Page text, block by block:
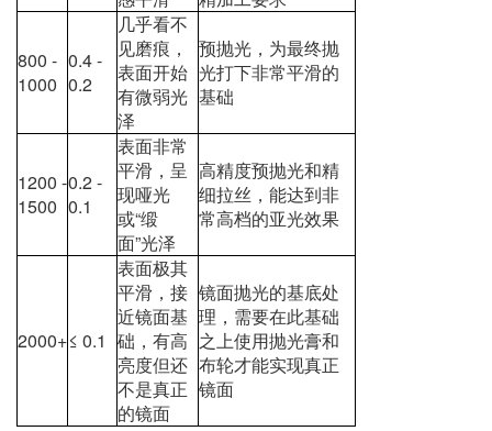
800 -
1000
0.4 -
0.2
几乎看不
见磨痕，
表面开始
有微弱光
泽
预抛光，为最终抛
光打下非常平滑的
基础
1200 -
1500
0.2 -
0.1
表面非常
平滑，呈
现哑光
或“缎
面”光泽
高精度预抛光和精
细拉丝，能达到非
常高档的亚光效果
2000+≤ 0.1
表面极其
平滑，接
近镜面基
础，有高
亮度但还
不是真正
的镜面
镜面抛光的基底处
理，需要在此基础
之上使用抛光膏和
布轮才能实现真正
镜面